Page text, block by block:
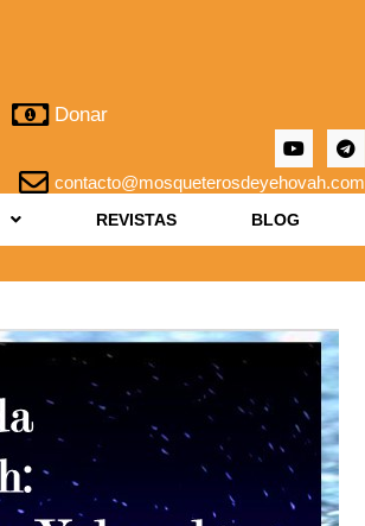
Donar
contacto@mosqueterosdeyehovah.com
REVISTAS BLOG